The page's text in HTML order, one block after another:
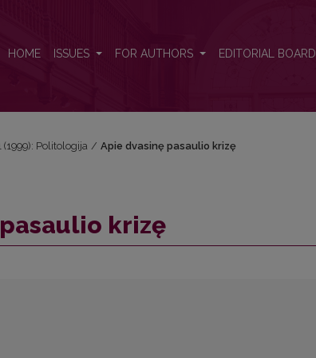
HOME ISSUES FOR AUTHORS EDITORIAL BOARD
(1999): Politologija / Apie dvasinę pasaulio krizę
krizę